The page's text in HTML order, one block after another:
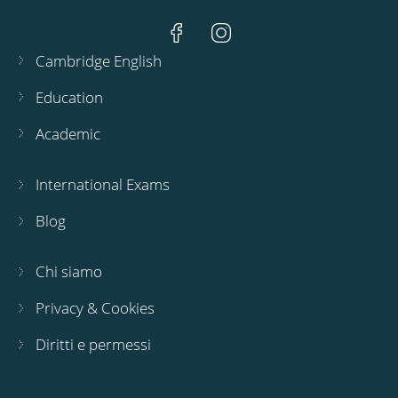
Cambridge English
Education
Academic
International Exams
Blog
Chi siamo
Privacy & Cookies
Diritti e permessi